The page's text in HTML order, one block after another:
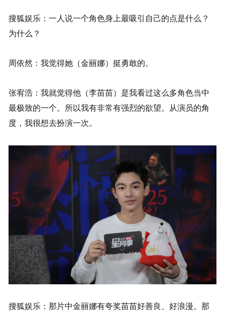
搜狐娱乐：一人说一个角色身上最吸引自己的点是什么？
为什么？
周依然：我觉得她（金丽娜）挺勇敢的。
张宥浩：我就觉得他（李苗苗）是我看过这么多角色当中
最极致的一个。所以我有非常有强烈的欲望。从演员的角
度，我很想去扮演一次。
搜狐娱乐：那片中金丽娜有夸奖苗苗好善良、好浪漫。那